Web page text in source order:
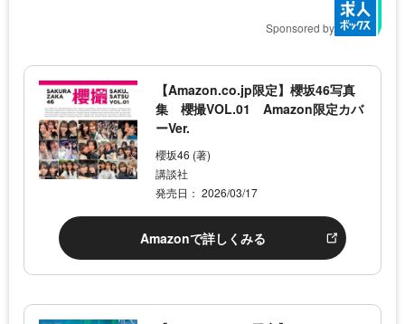
Sponsored by
【Amazon.co.jp限定】櫻坂46写真
集 櫻撮VOL.01 Amazon限定カバ
ーVer.
櫻坂46 (著)
講談社
発売日： 2026/03/17
Amazonで詳しくみる